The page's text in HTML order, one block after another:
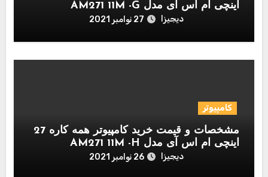
اینچی ام اس آی مدل AM271 11M -G
دیجیزا 27 نوامبر 2021
کامپیوتر
مشخصات و قیمت خرید کامپیوتر همه کاره 27
اینچی ام اس آی مدل AM271 11M -H
دیجیزا 26 نوامبر 2021